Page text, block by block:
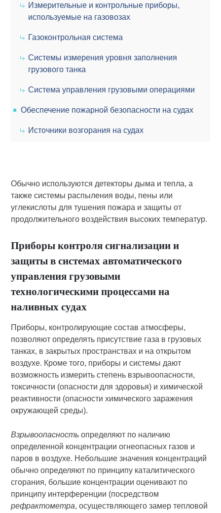
Измерительные и контрольные приборы,
используемые на газовозах
Газоконтрольная система
Системы измерения уровня заполнения
грузового танка
Система управления грузовыми операциями
Обеспечение пожарной безопасности на судах
Источники возгорания на судах
Обычно используются детекторы дыма и тепла, а
также системы распыления воды, пены или
углекислоты для тушения пожара и защиты от
продолжительного воздействия высоких температур.
Приборы контроля сигнализации и
защиты в системах автоматического
управления грузовыми
технологическими процессами на
наливных судах
Приборы, контролирующие состав атмосферы,
позволяют определять присутствие газа в грузовых
танках, в закрытых пространствах и на открытом
воздухе. Кроме того, приборы и системы дают
возможность измерить степень взрывоопасности,
токсичности (опасности для здоровья) и химической
реактивности (опасности химического заражения
окружающей среды).
Взрывоопасность определяют по наличию
определенной концентрации огнеопасных газов и
паров в воздухе. Небольшие значения концентраций
обычно определяют по принципу каталитического
сгорания, большие концентрации оценивают по
принципу интерференции (посредством
рефрактометра, осуществляющего замер тепловой